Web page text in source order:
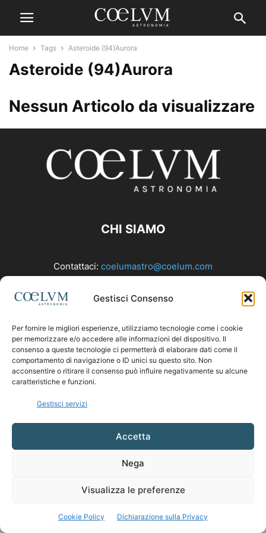
Gestisci Consenso
Per fornire le migliori esperienze, utilizziamo tecnologie come i cookie
per memorizzare e/o accedere alle informazioni del dispositivo. Il
consenso a queste tecnologie ci permetterà di elaborare dati come il
comportamento di navigazione o ID unici su questo sito. Non
acconsentire o ritirare il consenso può influire negativamente su alcune
caratteristiche e funzioni.
Gestisci servizi
Accetta
Nega
Visualizza le preferenze
Cookie Policy Dichiarazione sulla Privacy
Home Tags Asteroide (94)Aurora
Asteroide (94)Aurora
Nessun Articolo da visualizzare
CHI SIAMO
Contattaci: coelumastro@coelum.com
SEGUICI